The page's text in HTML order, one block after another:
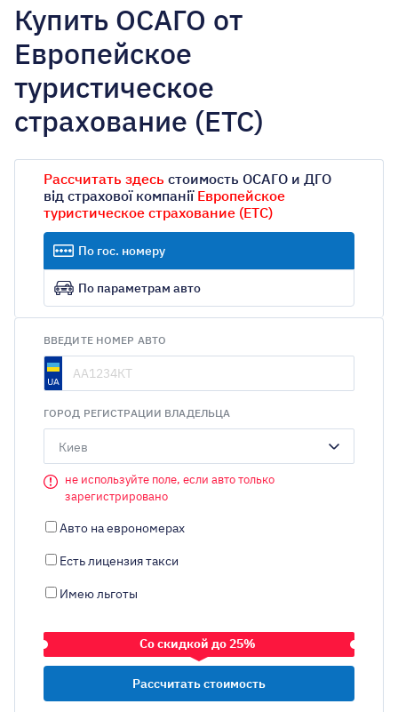
Купить ОСАГО от
Европейское
туристическое
страхование (ЕТС)
Рассчитать здесь стоимость ОСАГО и ДГО
від страхової компанії Европейское
туристическое страхование (ЕТС)
По гос. номеру
По параметрам авто
ВВЕДИТЕ НОМЕР АВТО
ГОРОД РЕГИСТРАЦИИ ВЛАДЕЛЬЦА
Киев
не используйте поле, если авто только
зарегистрировано
Авто на еврономерах
Есть лицензия такси
Имею льготы
Со скидкой до 25%